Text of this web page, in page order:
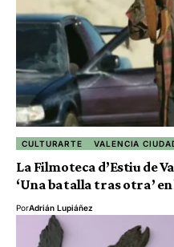
CULTURARTE VALENCIA
La Filmoteca d’Estiu de
‘Una batalla tras otra’
PorAdrián Lupiáñez